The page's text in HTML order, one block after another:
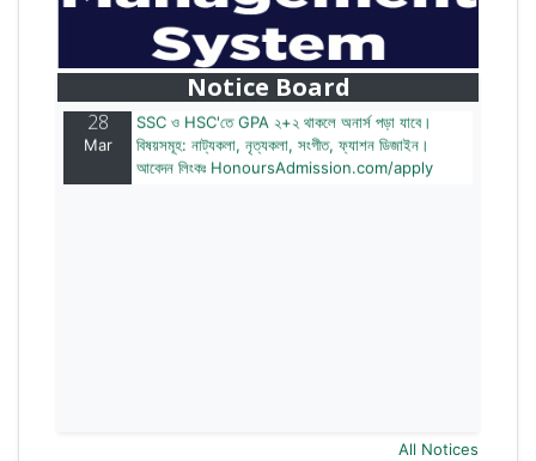
Notice Board
বাজেটের মধ্যে প্রাইভেট ইউনিভার্সিটিতে অনার্স পড়ার সুযোগ।
২০টির অধিক বিষয়, ৪ বছরে মোট খরচ ২ লক্ষ থেকে ৫ লক্ষ টাকা।
আবেদন লিংকঃ HonoursAdmission.com/apply
28
Mar
SSC ও HSC'তে GPA ২+২ থাকলে অনার্স পড়া যাবে।
বিষয়সমূহ: নাট্যকলা, নৃত্যকলা, সংগীত, ফ্যাশন ডিজাইন।
আবেদন লিংকঃ HonoursAdmission.com/apply
All Notices